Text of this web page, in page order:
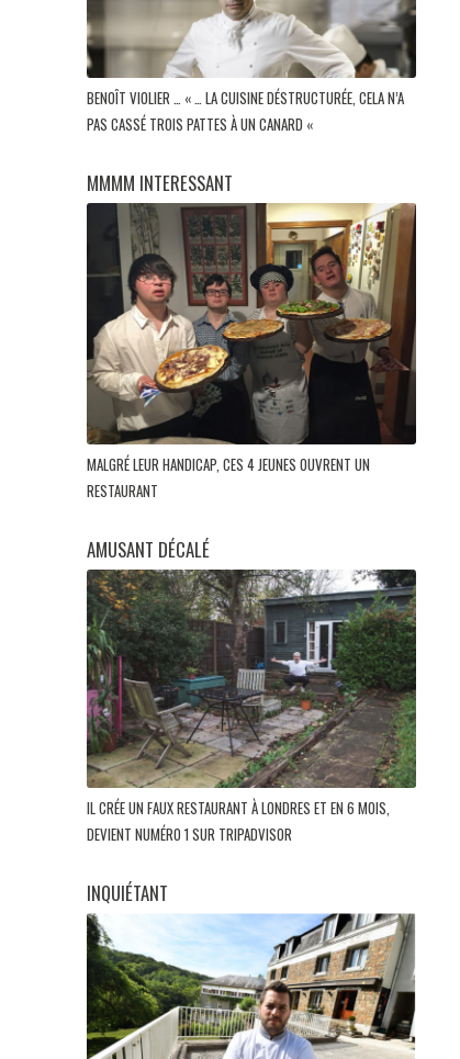
BENOÎT VIOLIER … « … LA CUISINE DÉSTRUCTURÉE, CELA N’A
PAS CASSÉ TROIS PATTES À UN CANARD «
MMMM INTERESSANT
MALGRÉ LEUR HANDICAP, CES 4 JEUNES OUVRENT UN
RESTAURANT
AMUSANT DÉCALÉ
IL CRÉE UN FAUX RESTAURANT À LONDRES ET EN 6 MOIS,
DEVIENT NUMÉRO 1 SUR TRIPADVISOR
INQUIÉTANT